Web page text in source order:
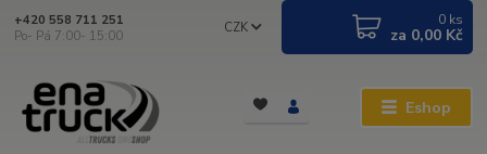
Eshop
CZK
+420 558 711 251
Po- Pá 7:00- 15:00
0 ks
za 0,00 Kč